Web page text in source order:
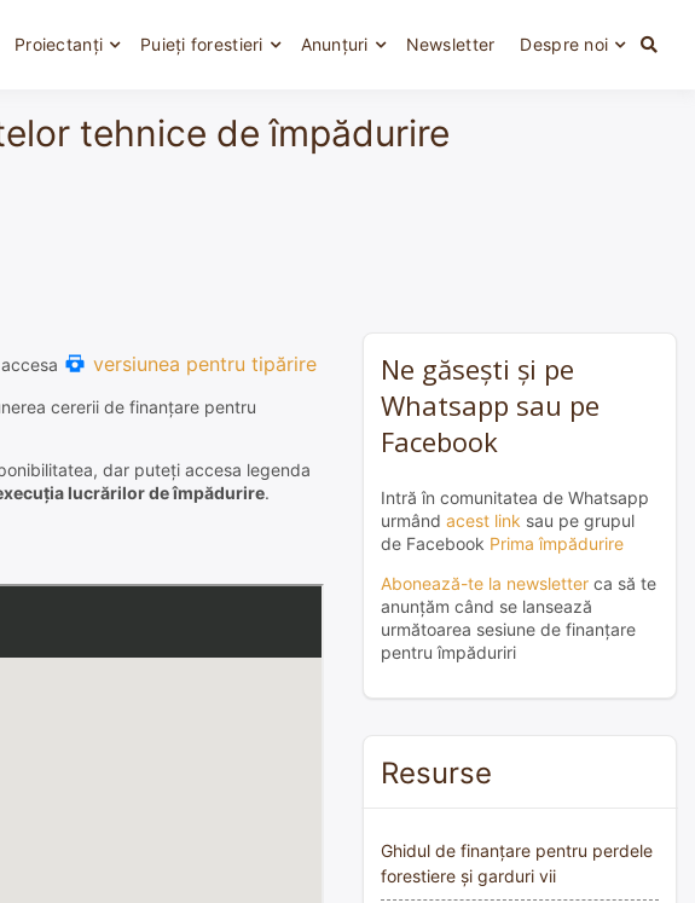
Proiectanți Puieți forestieri Anunțuri Newsletter Despre noi
tehnice de împădurire
versiunea pentru tipărire
cererii de finanțare pentru
dar puteți accesa legenda
lucrărilor de împădurire.
Ne găsești și pe
Whatsapp sau pe
Facebook
Intră în comunitatea de Whatsapp
urmând acest link sau pe grupul
de Facebook Prima împădurire
Abonează-te la newsletter ca să te
anunțăm când se lansează
următoarea sesiune de finanțare
pentru împăduriri
Resurse
Ghidul de finanțare pentru perdele
forestiere și garduri vii